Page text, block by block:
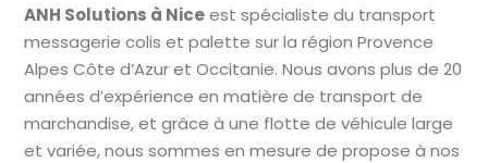
ANH Solutions à Niceest spécialiste du transport
messagerie colis et palette sur la région Provence
Alpes Côte d’Azur et Occitanie. Nous avons plus de 20
années d’expérience en matière de transport de
marchandise, et grâce à une flotte de véhicule large
et variée, nous sommes en mesure de propose à nos